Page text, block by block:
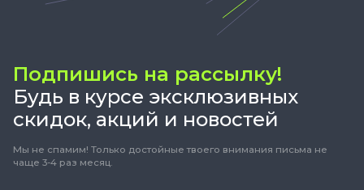
Подпишись на рассылку!
Будь в курсе эксклюзивных
скидок, акций и новостей
Мы не спамим! Только достойные твоего внимания письма не
чаще 3-4 раз месяц.